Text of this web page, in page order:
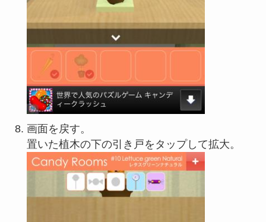
画面を戻す。
置いた植木の下の引き戸をタップして拡大。